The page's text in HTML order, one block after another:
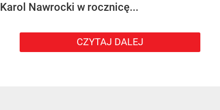
Karol Nawrocki w rocznicę...
CZYTAJ DALEJ